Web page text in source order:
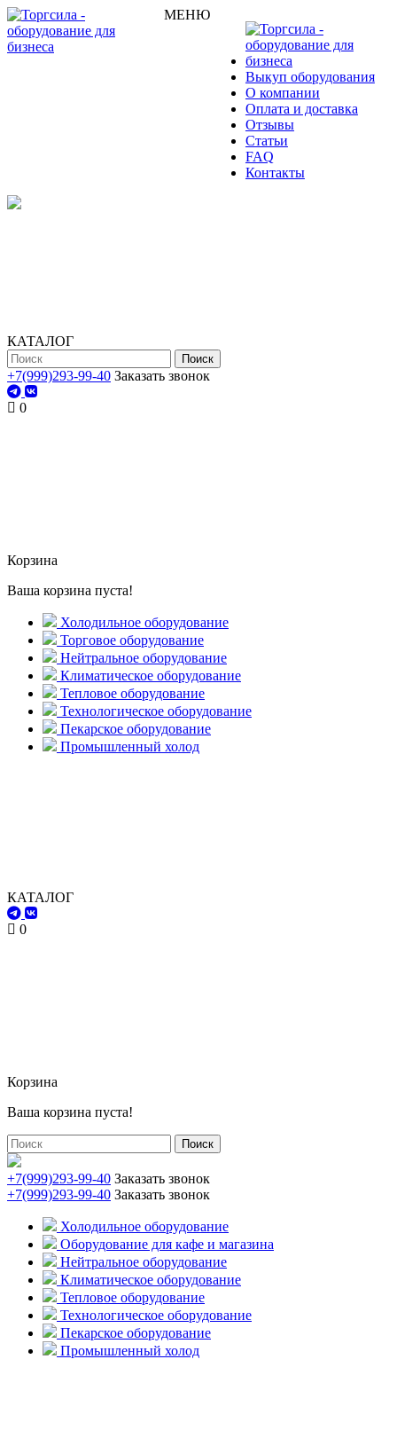
МЕНЮ
Выкуп оборудования
О компании
Оплата и доставка
Отзывы
Статьи
FAQ
Контакты
КАТАЛОГ
Поиск
+7(999)293-99-40 Заказать звонок
0
Корзина
Ваша корзина пуста!
Холодильное оборудование
Торговое оборудование
Нейтральное оборудование
Климатическое оборудование
Тепловое оборудование
Технологическое оборудование
Пекарское оборудование
Промышленный холод
КАТАЛОГ
0
Корзина
Ваша корзина пуста!
Поиск
+7(999)293-99-40 Заказать звонок
+7(999)293-99-40 Заказать звонок
Холодильное оборудование
Оборудование для кафе и магазина
Нейтральное оборудование
Климатическое оборудование
Тепловое оборудование
Технологическое оборудование
Пекарское оборудование
Промышленный холод